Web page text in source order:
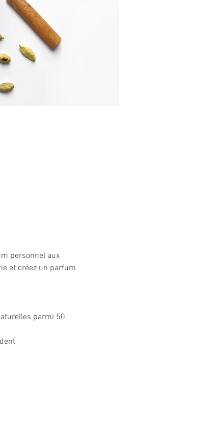
personnel aux
et créez un parfum
parmi 50